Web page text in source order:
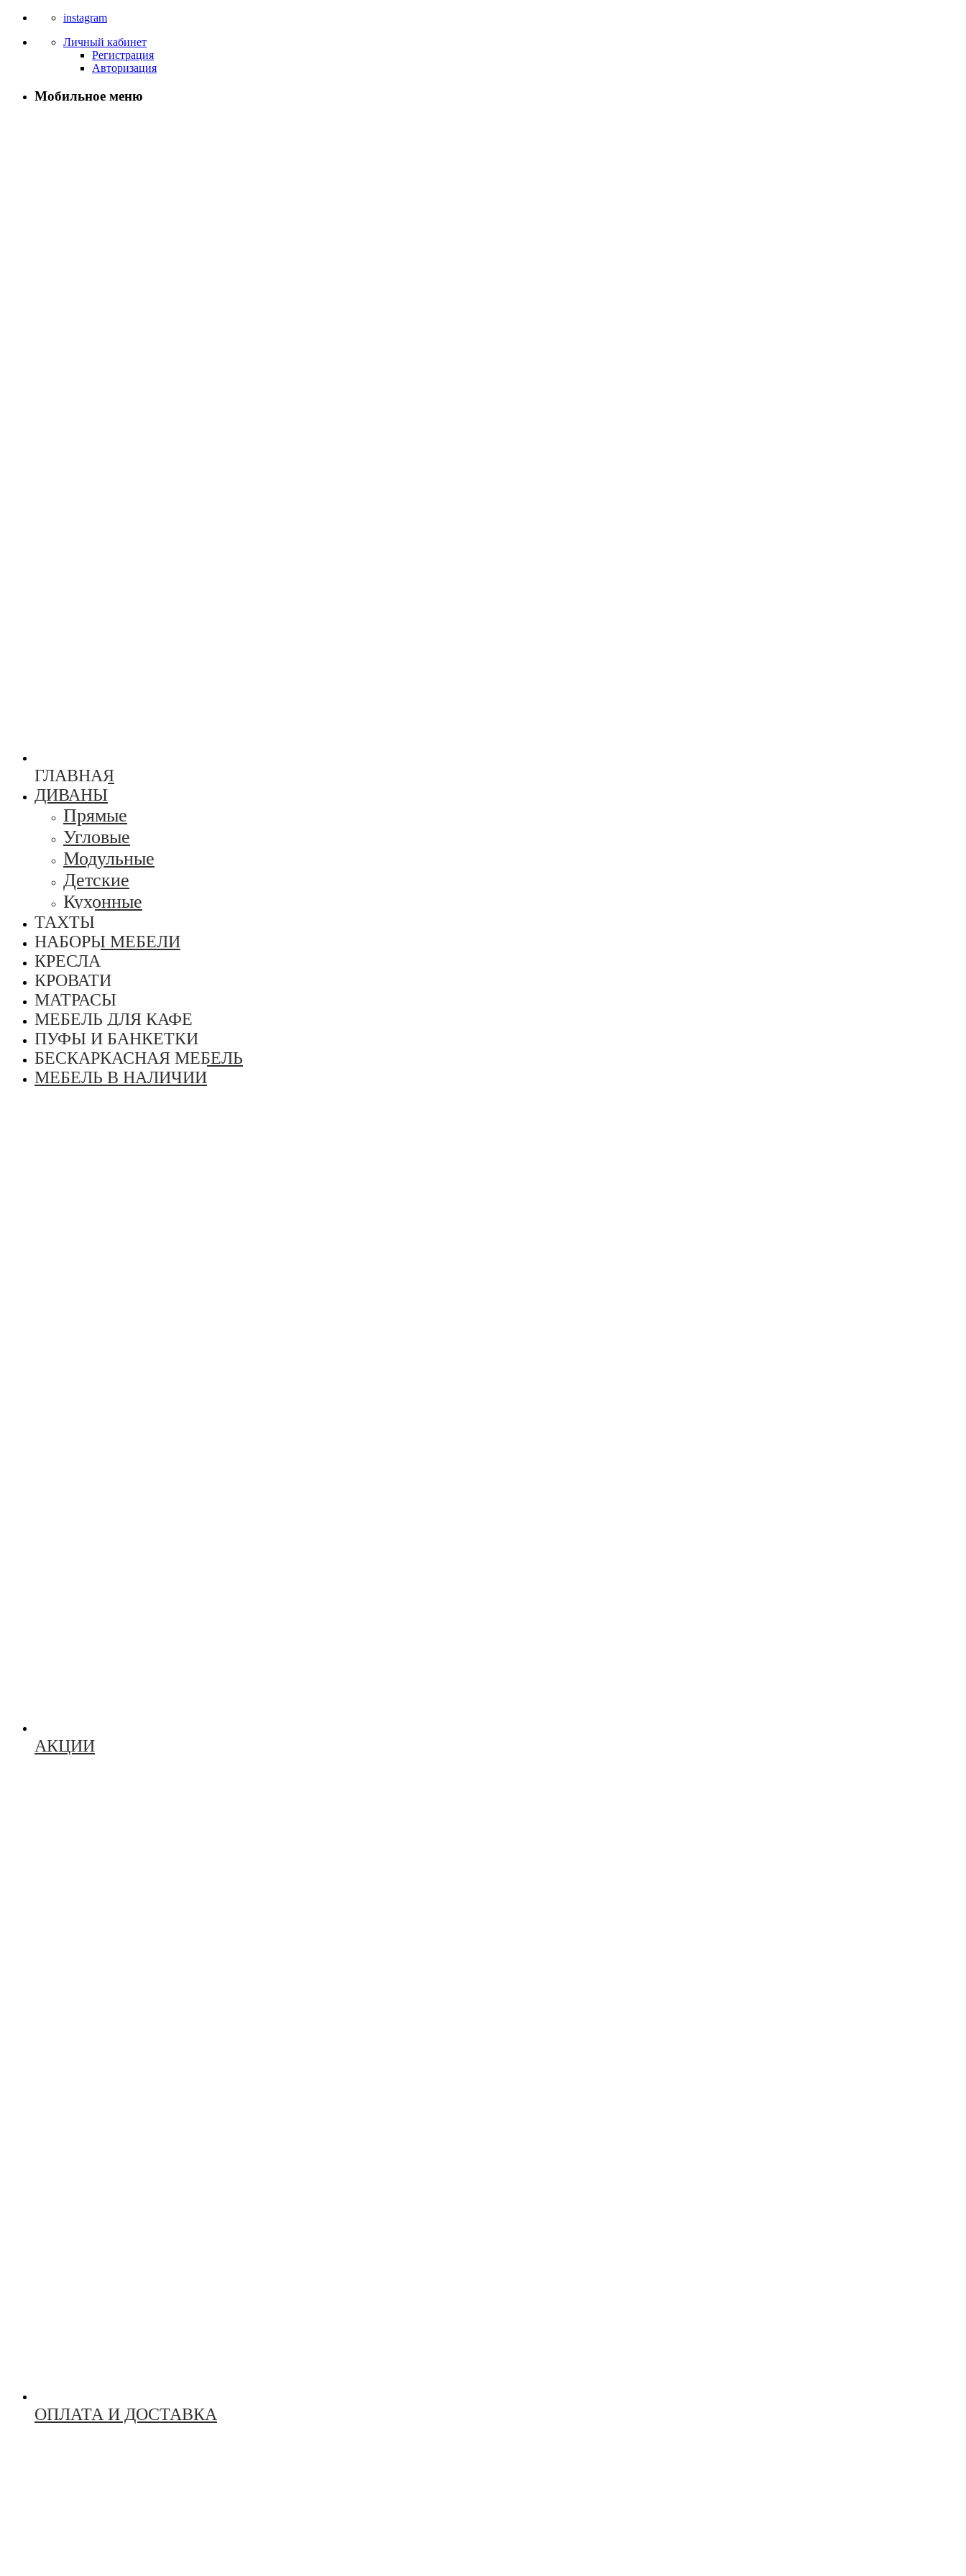
instagram
Личный кабинет
Регистрация
Авторизация
Мобильное меню
ГЛАВНАЯ
ДИВАНЫ
Прямые
Угловые
Модульные
Детские
Кухонные
ТАХТЫ
НАБОРЫ МЕБЕЛИ
КРЕСЛА
КРОВАТИ
МАТРАСЫ
МЕБЕЛЬ ДЛЯ КАФЕ
ПУФЫ И БАНКЕТКИ
БЕСКАРКАСНАЯ МЕБЕЛЬ
МЕБЕЛЬ В НАЛИЧИИ
АКЦИИ
ОПЛАТА И ДОСТАВКА